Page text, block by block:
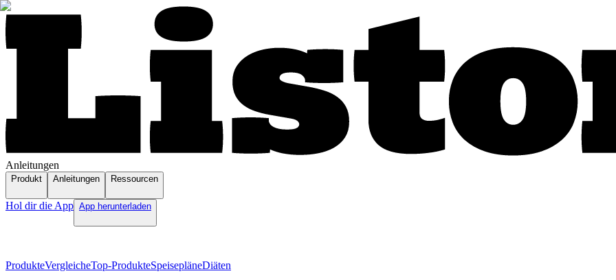
Anleitungen
Produkt Anleitungen Ressourcen
Hol dir die App App herunterladen
ProdukteVergleicheTop-ProdukteSpeisepläneDiäten